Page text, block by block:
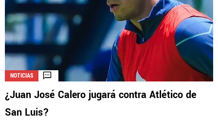
NOTICIAS
¿Juan José Calero jugará contra Atlético de
San Luis?